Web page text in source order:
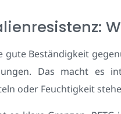
gute Beständigkeit
Das macht es
oder Feuchtigkeit